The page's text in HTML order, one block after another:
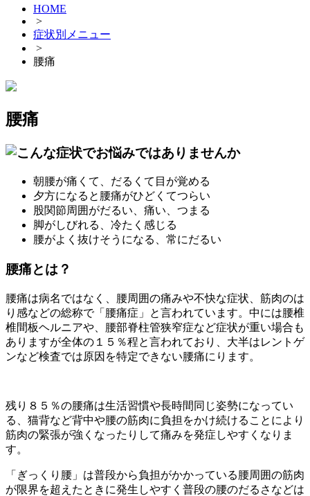
HOME
>
症状別メニュー
>
腰痛
腰痛
朝腰が痛くて、だるくて目が覚める
夕方になると腰痛がひどくてつらい
股関節周囲がだるい、痛い、つまる
脚がしびれる、冷たく感じる
腰がよく抜けそうになる、常にだるい
腰痛とは？
腰痛は病名ではなく、腰周囲の痛みや不快な症状、筋肉のは
り感などの総称で「腰痛症」と言われています。中には腰椎
椎間板ヘルニアや、腰部脊柱管狭窄症など症状が重い場合も
ありますが全体の１５％程と言われており、大半はレントゲ
ンなど検査では原因を特定できない腰痛にります。
残り８５％の腰痛は生活習慣や長時間同じ姿勢になってい
る、猫背など背中や腰の筋肉に負担をかけ続けることにより
筋肉の緊張が強くなったりして痛みを発症しやすくなりま
す。
「ぎっくり腰」は普段から負担がかかっている腰周囲の筋肉
が限界を超えたときに発生しやすく普段の腰のだるさなどは